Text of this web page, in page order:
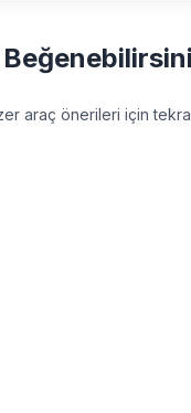
araç önerileri için